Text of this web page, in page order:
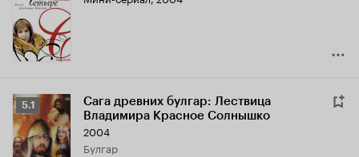
Рейтинг
Кинопоиска
5.1
5.1
Сага древних булгар: Лествица
Владимира Красное Солнышко
2004
Булгар